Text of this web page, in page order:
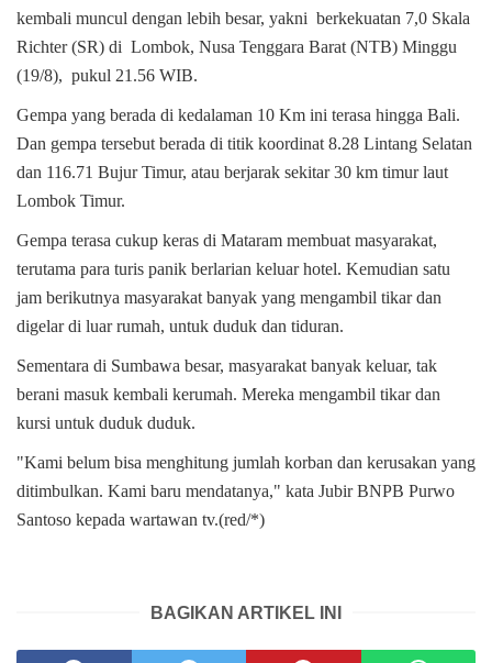
kembali muncul dengan lebih besar, yakni berkekuatan 7,0 Skala
Richter (SR) di Lombok, Nusa Tenggara Barat (NTB) Minggu
(19/8), pukul 21.56 WIB.
Gempa yang berada di kedalaman 10 Km ini terasa hingga Bali.
Dan gempa tersebut berada di titik koordinat 8.28 Lintang Selatan
dan 116.71 Bujur Timur, atau berjarak sekitar 30 km timur laut
Lombok Timur.
Gempa terasa cukup keras di Mataram membuat masyarakat,
terutama para turis panik berlarian keluar hotel. Kemudian satu
jam berikutnya masyarakat banyak yang mengambil tikar dan
digelar di luar rumah, untuk duduk dan tiduran.
Sementara di Sumbawa besar, masyarakat banyak keluar, tak
berani masuk kembali kerumah. Mereka mengambil tikar dan
kursi untuk duduk duduk.
"Kami belum bisa menghitung jumlah korban dan kerusakan yang
ditimbulkan. Kami baru mendatanya," kata Jubir BNPB Purwo
Santoso kepada wartawan tv.(red/*)
BAGIKAN ARTIKEL INI